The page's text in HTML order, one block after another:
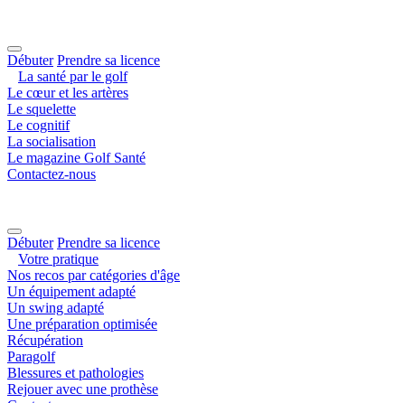
Débuter Prendre sa licence
La santé par le golf
Le cœur et les artères
Le squelette
Le cognitif
La socialisation
Le magazine Golf Santé
Contactez-nous
Débuter Prendre sa licence
Votre pratique
Nos recos par catégories d'âge
Un équipement adapté
Un swing adapté
Une préparation optimisée
Récupération
Paragolf
Blessures et pathologies
Rejouer avec une prothèse